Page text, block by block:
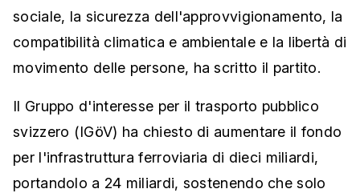
sociale, la sicurezza dell'approvvigionamento, la
compatibilità climatica e ambientale e la libertà di
movimento delle persone, ha scritto il partito.
Il Gruppo d'interesse per il trasporto pubblico
svizzero (IGöV) ha chiesto di aumentare il fondo
per l'infrastruttura ferroviaria di dieci miliardi,
portandolo a 24 miliardi, sostenendo che solo